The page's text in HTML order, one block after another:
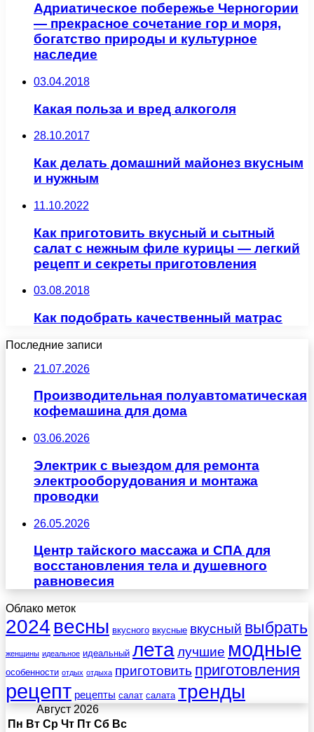
Адриатическое побережье Черногории
— прекрасное сочетание гор и моря,
богатство природы и культурное
наследие
03.04.2018
Какая польза и вред алкоголя
28.10.2017
Как делать домашний майонез вкусным
и нужным
11.10.2022
Как приготовить вкусный и сытный
салат с нежным филе курицы — легкий
рецепт и секреты приготовления
03.08.2018
Как подобрать качественный матрас
Последние записи
21.07.2026
Производительная полуавтоматическая
кофемашина для дома
03.06.2026
Электрик с выездом для ремонта
электрооборудования и монтажа
проводки
26.05.2026
Центр тайского массажа и СПА для
восстановления тела и душевного
равновесия
Облако меток
2024 весны вкусного вкусные вкусный выбрать
женщины идеальное идеальный леталучшие модные
особенности отдых отдыха приготовить приготовления
рецепт рецепты салат салата тренды
Август 2026
Пн Вт Ср Чт Пт Сб Вс